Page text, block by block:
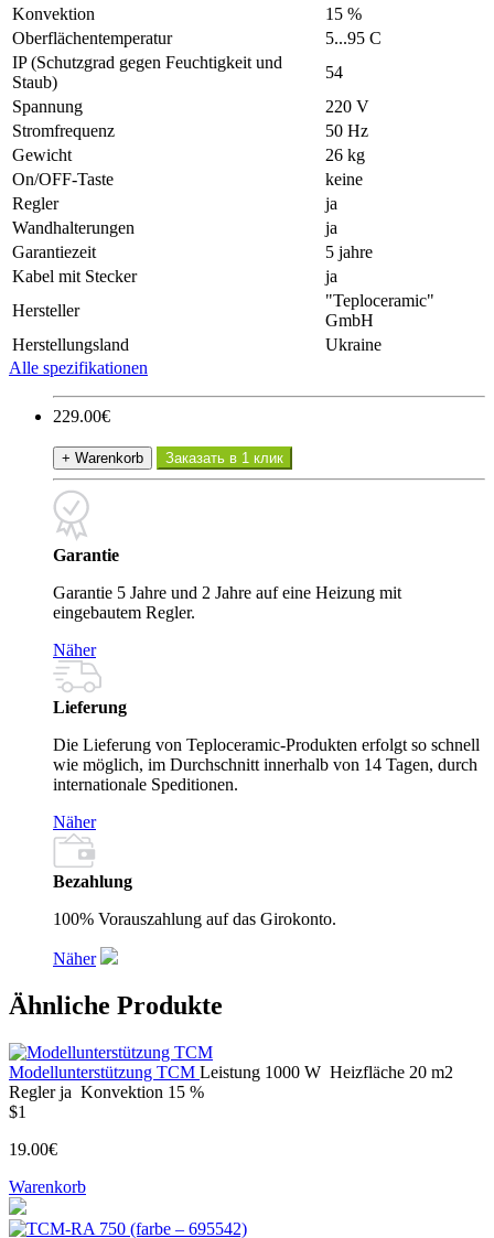
Konvektion
15 %
Oberflächentemperatur
5...95 С
IP (Schutzgrad gegen Feuchtigkeit und
Staub)
54
Spannung
220 V
Stromfrequenz
50 Hz
Gewicht
26 kg
On/OFF-Taste
keine
Regler
ja
Wandhalterungen
ja
Garantiezeit
5 jahre
Kabel mit Stecker
ja
Hersteller
"Teploceramic"
GmbH
Herstellungsland
Ukraine
Alle spezifikationen
229.00€
+ Warenkorb Заказать в 1 клик
Garantie
Garantie 5 Jahre und 2 Jahre auf eine Heizung mit
eingebautem Regler.
Näher
Lieferung
Die Lieferung von Teploceramic-Produkten erfolgt so schnell
wie möglich, im Durchschnitt innerhalb von 14 Tagen, durch
internationale Speditionen.
Näher
Bezahlung
100% Vorauszahlung auf das Girokonto.
Näher
Ähnliche Produkte
Modellunterstützung TCM Leistung 1000 W Heizfläche 20 m2
Regler ja Konvektion 15 %
$1
19.00€
Warenkorb